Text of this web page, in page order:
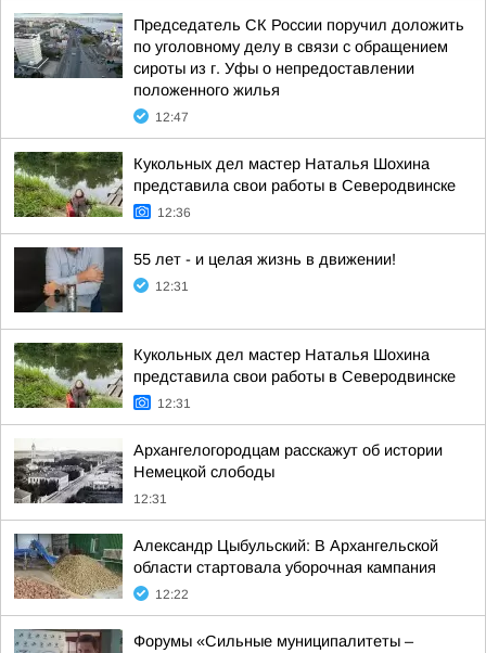
Председатель СК России поручил доложить
по уголовному делу в связи с обращением
сироты из г. Уфы о непредоставлении
положенного жилья
12:47
Кукольных дел мастер Наталья Шохина
представила свои работы в Северодвинске
12:36
55 лет - и целая жизнь в движении!
12:31
Кукольных дел мастер Наталья Шохина
представила свои работы в Северодвинске
12:31
Архангелогородцам расскажут об истории
Немецкой слободы
12:31
Александр Цыбульский: В Архангельской
области стартовала уборочная кампания
12:22
Форумы «Сильные муниципалитеты –